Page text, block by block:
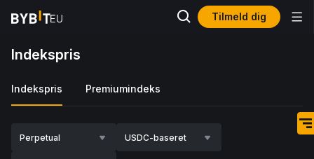
Tilmeld dig
Indekspris
Indekspris Premiumindeks
Perpetual USDC-baseret